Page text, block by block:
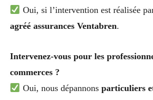
Oui, si l’intervention est réalisée
agréé assurances Ventabren.
Intervenez-vous pour les
commerces ?
Oui, nous dépannons particuliers